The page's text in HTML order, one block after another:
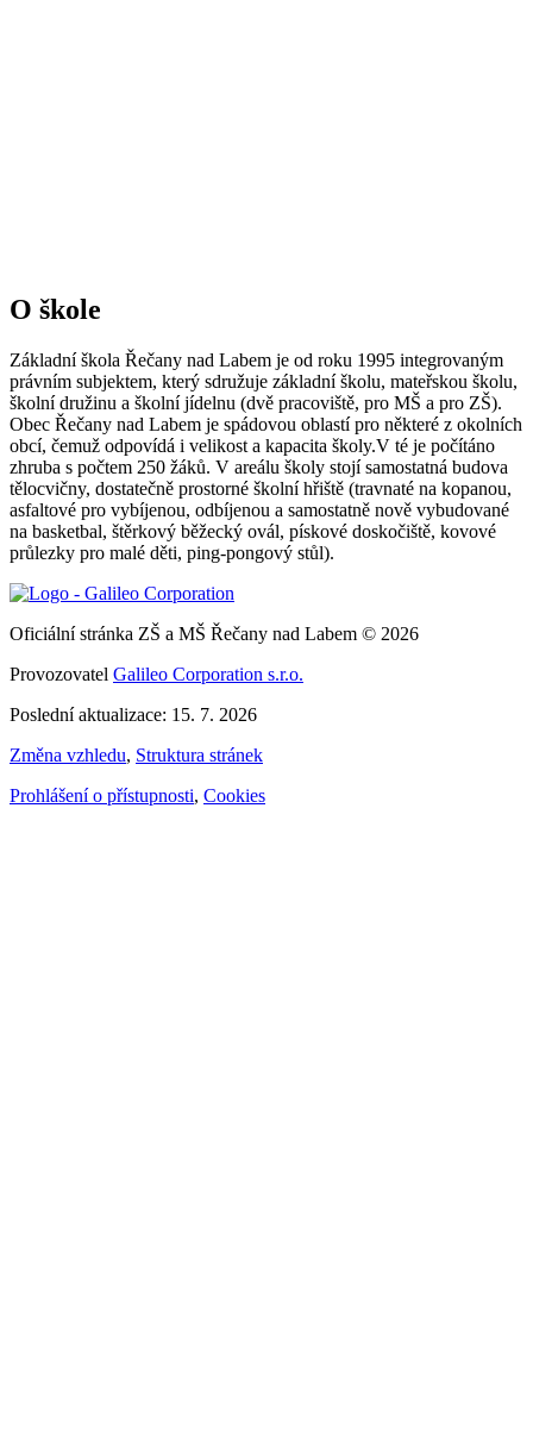
O škole
Základní škola Řečany nad Labem je od roku 1995 integrovaným
právním subjektem, který sdružuje základní školu, mateřskou školu,
školní družinu a školní jídelnu (dvě pracoviště, pro MŠ a pro ZŠ).
Obec Řečany nad Labem je spádovou oblastí pro některé z okolních
obcí, čemuž odpovídá i velikost a kapacita školy.V té je počítáno
zhruba s počtem 250 žáků. V areálu školy stojí samostatná budova
tělocvičny, dostatečně prostorné školní hřiště (travnaté na kopanou,
asfaltové pro vybíjenou, odbíjenou a samostatně nově vybudované
na basketbal, štěrkový běžecký ovál, pískové doskočiště, kovové
průlezky pro malé děti, ping-pongový stůl).
Oficiální stránka ZŠ a MŠ Řečany nad Labem © 2026
Provozovatel Galileo Corporation s.r.o.
Poslední aktualizace: 15. 7. 2026
Změna vzhledu, Struktura stránek
Prohlášení o přístupnosti, Cookies